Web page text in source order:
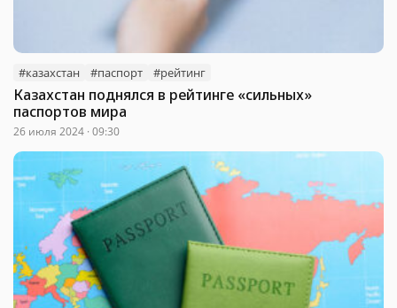
#казахстан #паспорт #рейтинг
Казахстан поднялся в рейтинге «сильных»
паспортов мира
26 июля 2024 · 09:30